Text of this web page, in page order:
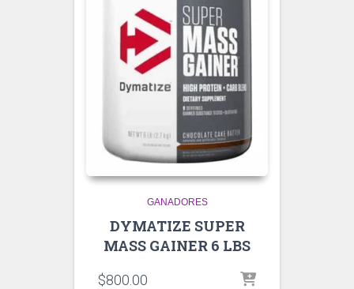
GANADORES
DYMATIZE SUPER
MASS GAINER 6 LBS
$800.00